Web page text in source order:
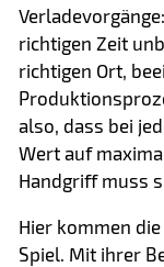
richtigen Zeit
richtigen Ort,
also, dass bei
Wert auf
Handgriff muss
Hier kommen
Spiel. Mit ihrer